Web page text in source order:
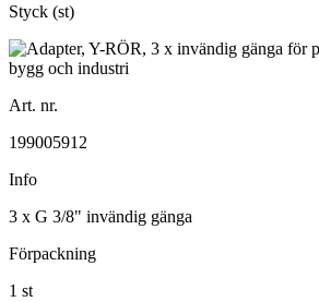
Styck (st)
Art. nr.
199005912
Info
3 x G 3/8" invändig gänga
Förpackning
1 st